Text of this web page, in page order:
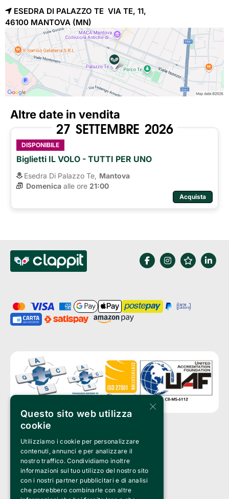
ESEDRA DI PALAZZO TE VIA TE, 11,
46100 MANTOVA (MN)
Altre date in vendita
27 SETTEMBRE 2026
DISPONIBILE
Biglietti IL VOLO - TUTTI PER UNO
Esedra Di Palazzo Te, Mantova
Domenica alle ore 21:00
Acquista
Clappit è un marchio di proprietà di:
Bemils Srl
a Socio Unico
Via Fosse Ardeatine, 4 -20092 Cinisello Balsamo (MI)
PI 05589050961
Iscr. C.C.I.A.A. Milano R.E.A. 1833471
© 2010-2025 Bemils Srl - Tutti i diritti riservati
×
Questo sito web utilizza
cookie
Utilizziamo i cookie per personalizzare
contenuti, annunci e per analizzare il
nostro traffico. Condividiamo inoltre
informazioni sul tuo utilizzo del nostro sito
con i nostri partner pubblicitari e di analisi
che potrebbero combinarle con altre